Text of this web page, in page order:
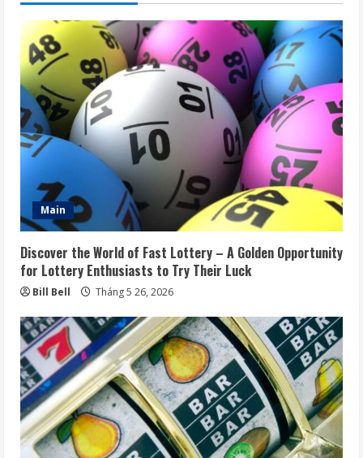
Main
Discover the World of Fast Lottery – A Golden Opportunity
for Lottery Enthusiasts to Try Their Luck
Bill Bell Tháng 5 26, 2026